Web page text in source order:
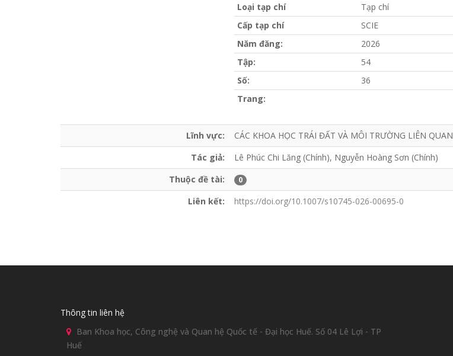
Loại tạp chí
Tạp chí
Cấp tạp chí
SCIE
Năm đăng:
2026
Tập:
54
Số:
36
Trang:
Lĩnh vực:
CÁC KHOA HỌC TRÁI ĐẤT VÀ MÔI TRƯỜNG LIÊN QUAN
Tác giả:
Lê Phúc Chi Lăng (Chính), Nguyễn Hoàng Sơn (Chính)
Thuộc đề tài:
0
Liên kết: https://doi.org/10.1007/s10745-026-00695-0
Thông tin liên hệ
Ban Khoa học, Công nghệ và Quan hệ Quốc tế - Đại học Huế. Số 04 Lê Lợi - TP
Huế